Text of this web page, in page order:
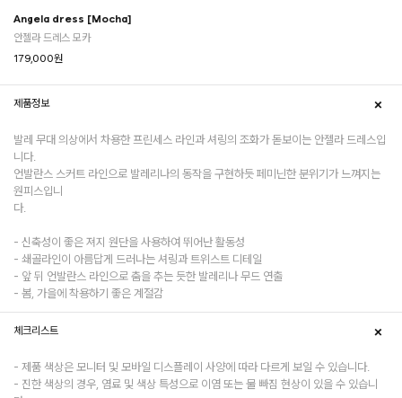
Angela dress [Mocha]
안젤라 드레스 모카
179,000원
제품정보
발레 무대 의상에서 차용한 프린세스 라인과 셔링의 조화가 돋보이는 안젤라 드레스입
니다.
언발란스 스커트 라인으로 발레리나의 동작을 구현하듯 페미닌한 분위기가 느껴지는
원피스입니
다.
- 신축성이 좋은 져지 원단을 사용하여 뛰어난 활동성
- 쇄골라인이 아름답게 드러나는 셔링과 트위스트 디테일
- 앞 뒤 언발란스 라인으로 춤을 추는 듯한 발레리나 무드 연출
- 봄, 가을에 착용하기 좋은 계절감
체크리스트
- 제품 색상은 모니터 및 모바일 디스플레이 사양에 따라 다르게 보일 수 있습니다.
- 진한 색상의 경우, 염료 및 색상 특성으로 이염 또는 물 빠짐 현상이 있을 수 있습니